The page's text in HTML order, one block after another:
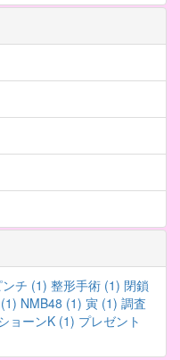
ンチ (1) 整形手術 (1) 閉鎖
NMB48 (1) 寅 (1) 調査
ョーンK (1) プレゼント